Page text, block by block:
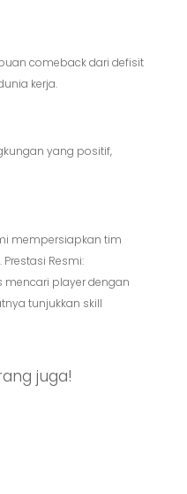
comeback dari defisit
kerja.
yang positif,
mempersiapkan tim
Resmi:
mencari player dengan
tunjukkan skill
juga!